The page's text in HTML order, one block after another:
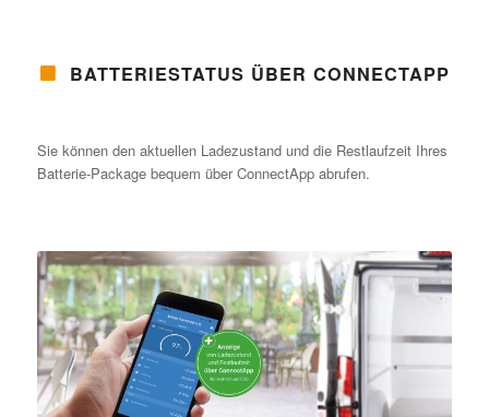
BATTERIESTATUS ÜBER CONNECTAPP
Sie können den aktuellen Ladezustand und die Restlaufzeit Ihres
Batterie-Package bequem über ConnectApp abrufen.